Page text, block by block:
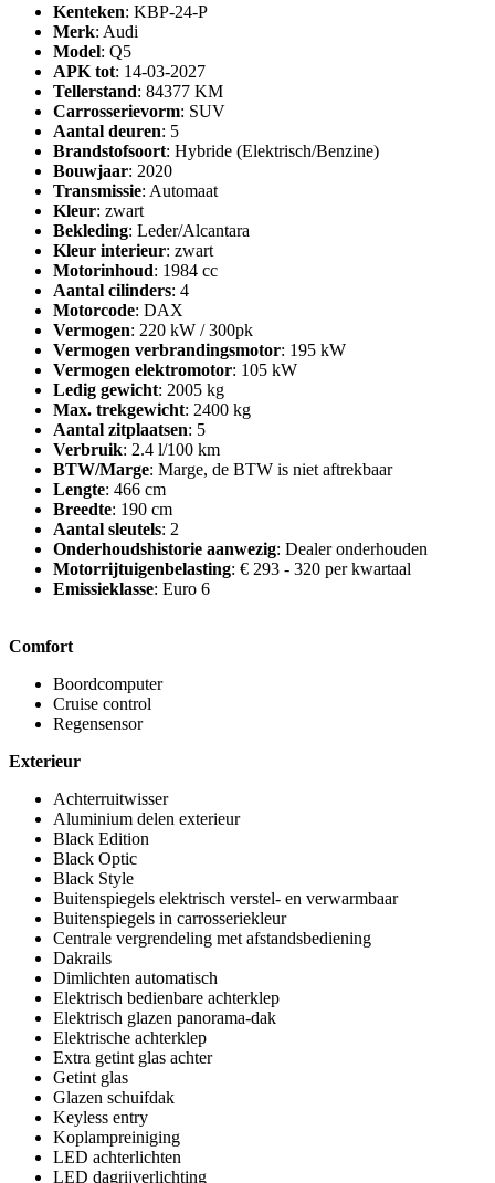
Kenteken: KBP-24-P
Merk: Audi
Model: Q5
APK tot: 14-03-2027
Tellerstand: 84377 KM
Carrosserievorm: SUV
Aantal deuren: 5
Brandstofsoort: Hybride (Elektrisch/Benzine)
Bouwjaar: 2020
Transmissie: Automaat
Kleur: zwart
Bekleding: Leder/Alcantara
Kleur interieur: zwart
Motorinhoud: 1984 cc
Aantal cilinders: 4
Motorcode: DAX
Vermogen: 220 kW / 300pk
Vermogen verbrandingsmotor: 195 kW
Vermogen elektromotor: 105 kW
Ledig gewicht: 2005 kg
Max. trekgewicht: 2400 kg
Aantal zitplaatsen: 5
Verbruik: 2.4 l/100 km
BTW/Marge: Marge, de BTW is niet aftrekbaar
Lengte: 466 cm
Breedte: 190 cm
Aantal sleutels: 2
Onderhoudshistorie aanwezig: Dealer onderhouden
Motorrijtuigenbelasting: € 293 - 320 per kwartaal
Emissieklasse: Euro 6
Comfort
Boordcomputer
Cruise control
Regensensor
Exterieur
Achterruitwisser
Aluminium delen exterieur
Black Edition
Black Optic
Black Style
Buitenspiegels elektrisch verstel- en verwarmbaar
Buitenspiegels in carrosseriekleur
Centrale vergrendeling met afstandsbediening
Dakrails
Dimlichten automatisch
Elektrisch bedienbare achterklep
Elektrisch glazen panorama-dak
Elektrische achterklep
Extra getint glas achter
Getint glas
Glazen schuifdak
Keyless entry
Koplampreiniging
LED achterlichten
LED dagrijverlichting